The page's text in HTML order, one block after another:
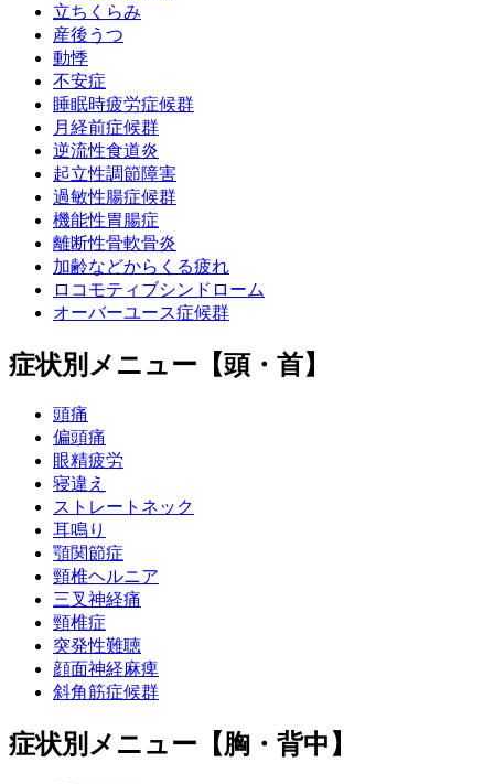
立ちくらみ
産後うつ
動悸
不安症
睡眠時疲労症候群
月経前症候群
逆流性食道炎
起立性調節障害
過敏性腸症候群
機能性胃腸症
離断性骨軟骨炎
加齢などからくる疲れ
ロコモティブシンドローム
オーバーユース症候群
症状別メニュー【頭・首】
頭痛
偏頭痛
眼精疲労
寝違え
ストレートネック
耳鳴り
顎関節症
頸椎ヘルニア
三叉神経痛
頸椎症
突発性難聴
顔面神経麻痺
斜角筋症候群
症状別メニュー【胸・背中】